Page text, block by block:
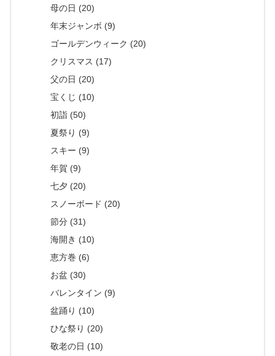
母の日 (20)
年末ジャンボ (9)
ゴールデンウィーク (20)
クリスマス (17)
父の日 (20)
宝くじ (10)
初詣 (50)
夏祭り (9)
スキー (9)
年賀 (9)
七夕 (20)
スノーボード (20)
節分 (31)
海開き (10)
恵方巻 (6)
お盆 (30)
バレンタイン (9)
盆踊り (10)
ひな祭り (20)
敬老の日 (10)